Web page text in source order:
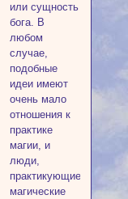
или сущность
бога. В
любом
случае,
подобные
идеи имеют
очень мало
отношения к
практике
магии, и
люди,
практикующие
магические